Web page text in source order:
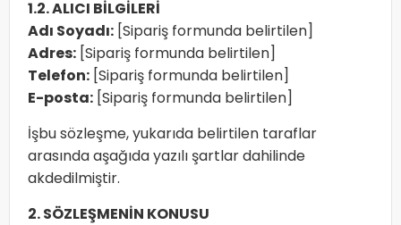
1.2. ALICI BİLGİLERİ
Adı Soyadı: [Sipariş formunda belirtilen]
Adres: [Sipariş formunda belirtilen]
Telefon: [Sipariş formunda belirtilen]
E-posta: [Sipariş formunda belirtilen]
İşbu sözleşme, yukarıda belirtilen taraflar
arasında aşağıda yazılı şartlar dahilinde
akdedilmiştir.
2. SÖZLEŞMENİN KONUSU